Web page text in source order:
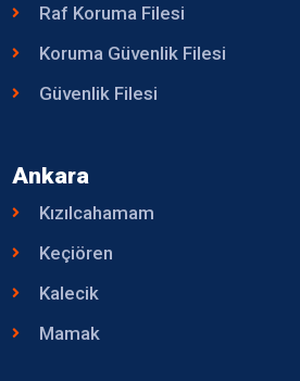
Raf Koruma Filesi
Koruma Güvenlik Filesi
Güvenlik Filesi
Ankara
Kızılcahamam
Keçiören
Kalecik
Mamak